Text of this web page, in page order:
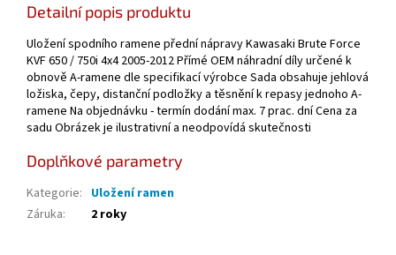
Detailní popis produktu
Uložení spodního ramene přední nápravy Kawasaki Brute Force
KVF 650 / 750i 4x4 2005-2012 Přímé OEM náhradní díly určené k
obnově A-ramene dle specifikací výrobce Sada obsahuje jehlová
ložiska, čepy, distanční podložky a těsnění k repasy jednoho A-
ramene Na objednávku - termín dodání max. 7 prac. dní Cena za
sadu Obrázek je ilustrativní a neodpovídá skutečnosti
Doplňkové parametry
Kategorie: Uložení ramen
Záruka: 2 roky